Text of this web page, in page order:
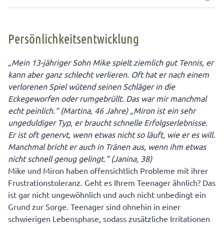
Frustrationstoleranz: Definition, Funktion und Grenzen
12 mögliche Anzeichen für eine geringe
Frustrationstoleranz Ihres Teenagers:
3 Tipps: Das sollten Sie tun, wenn Ihr Kind enttäuscht
oder frustriert ist
5 Tipps: So fördern Sie die Frustrationstoleranz Ihres
Teenagers
Persönlichkeitsentwicklung
„Mein 13-jähriger Sohn Mike spielt ziemlich gut Tennis, er
kann aber ganz schlecht verlieren. Oft hat er nach einem
verlorenen Spiel wütend seinen Schläger in die
Eckegeworfen oder rumgebrüllt. Das war mir manchmal
echt peinlich.“ (Martina, 46 Jahre) „Miron ist ein sehr
ungeduldiger Typ, er braucht schnelle Erfolgserlebnisse.
Er ist oft genervt, wenn etwas nicht so läuft, wie er es will.
Manchmal bricht er auch in Tränen aus, wenn ihm etwas
nicht schnell genug gelingt.“ (Janina, 38)
Mike und Miron haben offensichtlich Probleme mit ihrer
Frustrationstoleranz. Geht es Ihrem Teenager ähnlich? Das
ist gar nicht ungewöhnlich und auch nicht unbedingt ein
Grund zur Sorge. Teenager sind ohnehin in einer
schwierigen Lebensphase, sodass zusätzliche Irritationen